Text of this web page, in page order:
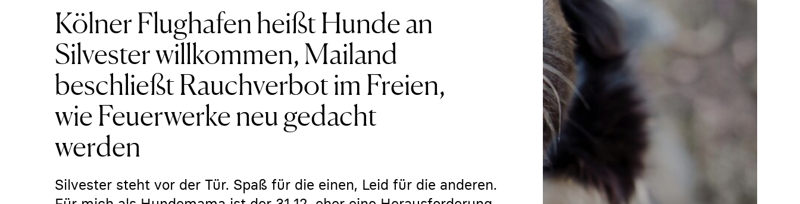
Kölner Flughafen heißt Hunde an
Silvester willkommen, Mailand
beschließt Rauchverbot im Freien,
wie Feuerwerke neu gedacht
werden
Silvester steht vor der Tür. Spaß für die einen, Leid für die anderen.